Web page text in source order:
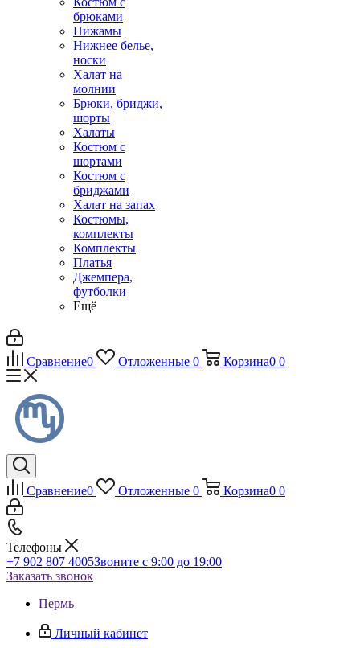
брюками
Пижамы
Нижнее белье,
носки
Халат на
молнии
Брюки, бриджи,
шорты
Халаты
Костюм с
шортами
Костюм с
бриджами
Халат на запах
Костюмы,
комплекты
Комплекты
Платья
Джемпера,
футболки
Ещё
Сравнение0 Отложенные 0 Корзина0 0
Сравнение0 Отложенные 0 Корзина0 0
Телефоны
+7 902 807 4005Звоните с 9:00 до 19:00
Заказать звонок
Пермь
Личный кабинет